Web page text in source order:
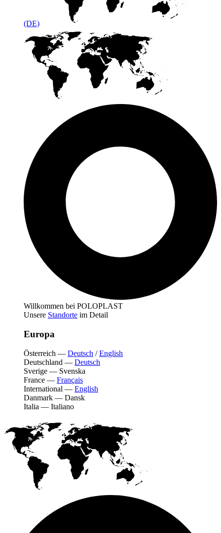
(DE)
Willkommen bei POLOPLAST
Unsere Standorte im Detail
Europa
Österreich — Deutsch /English
Deutschland — Deutsch
Sverige — Svenska
France — Français
International — English
Danmark — Dansk
Italia — Italiano